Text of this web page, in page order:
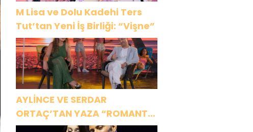
M Lisa ve Dolu Kadehi Ters
Tut’tan Yeni İş Birliği: “Vişne”
AYLİNCE VE SERDAR
ORTAÇ’TAN YAZA “ROMANTİK
AŞK” BOMBASI!